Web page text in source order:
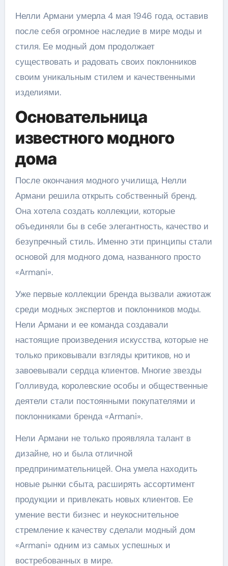
Нелли Армани умерла 4 мая 1946 года, оставив
после себя огромное наследие в мире моды и
стиля. Ее модный дом продолжает
существовать и радовать своих поклонников
своим уникальным стилем и качественными
изделиями.
Основательница
известного модного
дома
После окончания модного училища, Нелли
Армани решила открыть собственный бренд.
Она хотела создать коллекции, которые
объединяли бы в себе элегантность, качество и
безупречный стиль. Именно эти принципы стали
основой для модного дома, названного просто
«Armani».
Уже первые коллекции бренда вызвали ажиотаж
среди модных экспертов и поклонников моды.
Нели Армани и ее команда создавали
настоящие произведения искусства, которые не
только приковывали взгляды критиков, но и
завоевывали сердца клиентов. Многие звезды
Голливуда, королевские особы и общественные
деятели стали постоянными покупателями и
поклонниками бренда «Armani».
Нели Армани не только проявляла талант в
дизайне, но и была отличной
предпринимательницей. Она умела находить
новые рынки сбыта, расширять ассортимент
продукции и привлекать новых клиентов. Ее
умение вести бизнес и неукоснительное
стремление к качеству сделали модный дом
«Armani» одним из самых успешных и
востребованных в мире.